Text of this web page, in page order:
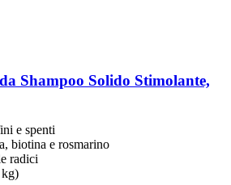
Shampoo Solido Stimolante,
e spenti
biotina e rosmarino
radici